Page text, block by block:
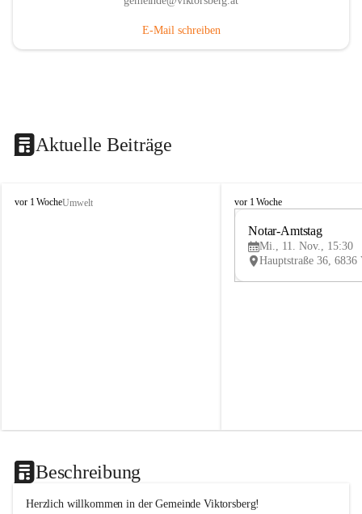
E-Mail schreiben
Aktuelle Beiträge
V
vor 1 WocheUmwelt
V
vor 1 Woche
Notar-Amtstag
Mi., 11. Nov., 15:30
Beschreibung
Herzlich willkommen in der Gemeinde Viktorsberg!